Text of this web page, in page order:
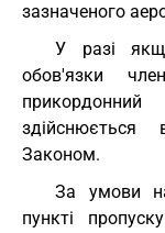
зазначеного
У разі
обов'язки
Законом.
За умови
пункті